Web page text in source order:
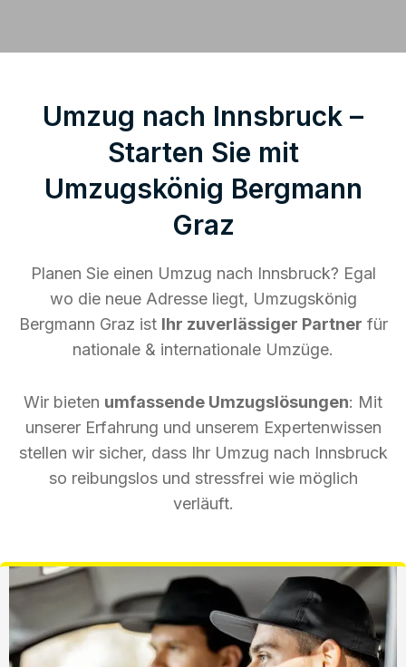
Umzug nach Innsbruck –
Starten Sie mit
Umzugskönig Bergmann
Graz
Planen Sie einen Umzug nach Innsbruck? Egal
wo die neue Adresse liegt, Umzugskönig
Bergmann Graz ist Ihr zuverlässiger Partner für
nationale & internationale Umzüge.
Wir bieten umfassende Umzugslösungen: Mit
unserer Erfahrung und unserem Expertenwissen
stellen wir sicher, dass Ihr Umzug nach Innsbruck
so reibungslos und stressfrei wie möglich
verläuft.